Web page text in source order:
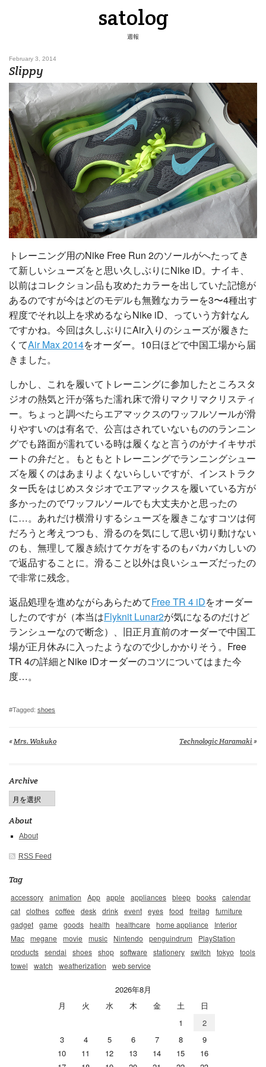
satolog
週報
February 3, 2014
Slippy
トレーニング用のNike Free Run 2のソールがへたってき
て新しいシューズをと思い久しぶりにNike iD。ナイキ、
以前はコレクション品も攻めたカラーを出していた記憶が
あるのですが今はどのモデルも無難なカラーを3〜4種出す
程度でそれ以上を求めるならNike iD、っていう方針なん
ですかね。今回は久しぶりにAir入りのシューズが履きた
くてAir Max 2014をオーダー。10日ほどで中国工場から届
きました。
しかし、これを履いてトレーニングに参加したところスタ
ジオの熱気と汗が落ちた濡れ床で滑りマクリマクリスティ
ー。ちょっと調べたらエアマックスのワッフルソールが滑
りやすいのは有名で、公言はされていないもののランニン
グでも路面が濡れている時は履くなと言うのがナイキサポ
ートの弁だと。もともとトレーニングでランニングシュー
ズを履くのはあまりよくないらしいですが、インストラク
ター氏をはじめスタジオでエアマックスを履いている方が
多かったのでワッフルソールでも大丈夫かと思ったの
に…。あれだけ横滑りするシューズを履きこなすコツは何
だろうと考えつつも、滑るのを気にして思い切り動けない
のも、無理して履き続けてケガをするのもバカバカしいの
で返品することに。滑ること以外は良いシューズだったの
で非常に残念。
返品処理を進めながらあらためてFree TR 4 iDをオーダー
したのですが（本当はFlyknit Lunar2が気になるのだけど
ランシューなので断念）、旧正月直前のオーダーで中国工
場が正月休みに入ったようなので少しかかりそう。Free
TR 4の詳細とNike iDオーダーのコツについてはまた今
度…。
#Tagged: shoes
«Mrs. Wakuko Technologic Haramaki »
Archive
About
About
RSS Feed
Tag
accessory animation App apple appliances bleep books calendar
cat clothes coffee desk drink event eyes food freitag
furniture
gadget game goods health healthcare home appliance
Interior
Mac megane movie music Nintendo penguindrum
PlayStation
products sendai shoes shop software stationery switch tokyo
tools
towel
watch weatherization web service
2026年8月
月
火 水 木 金 土
日
1
2
3
4 5 6 7 8
9
10
11 12 13 14 15
16